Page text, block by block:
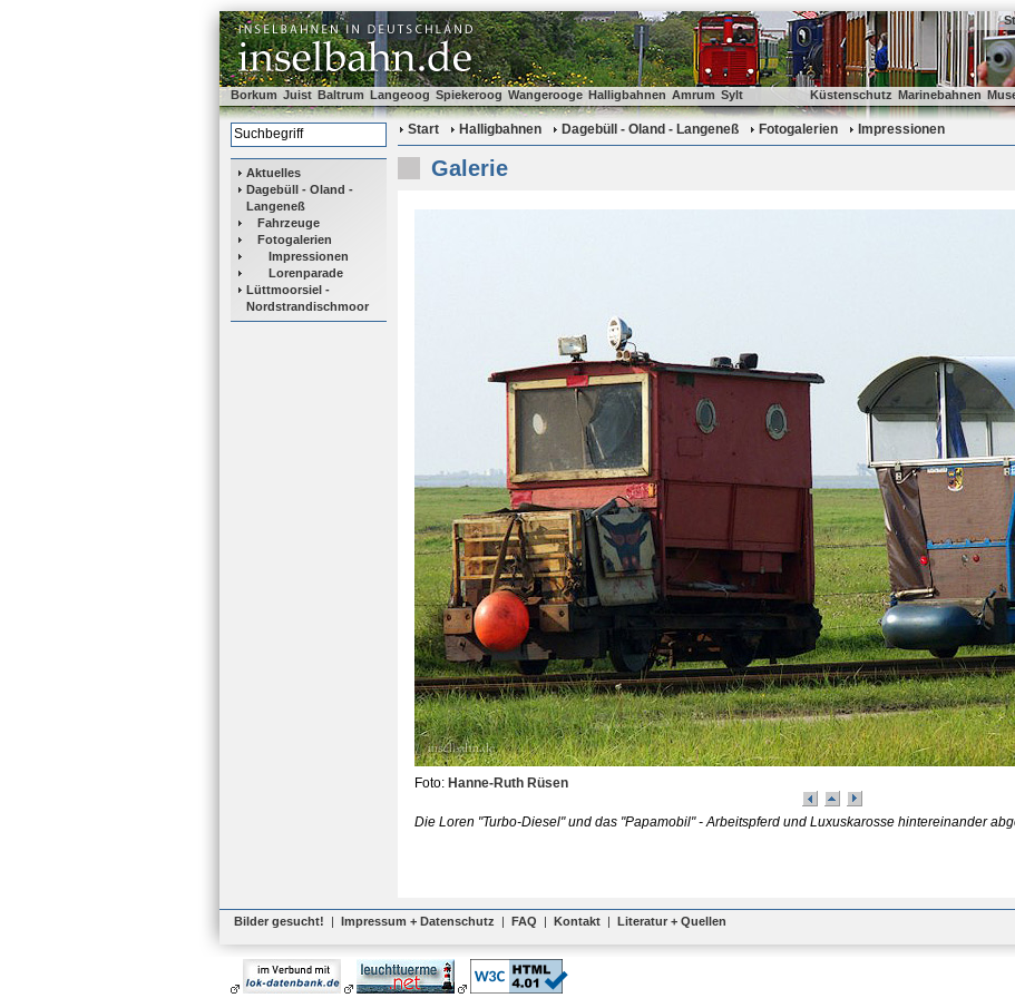
Borkum Juist Baltrum Langeoog Spiekeroog Wangerooge Halligbahnen Amrum Sylt Küstenschutz Marinebahnen
Aktuelles
Dagebüll - Oland -
Langeneß
Fahrzeuge
Fotogalerien
Impressionen
Lorenparade
Lüttmoorsiel -
Nordstrandischmoor
Start Halligbahnen Dagebüll - Oland - Langeneß Fotogalerien Impressionen
Galerie
Foto: Hanne-Ruth Rüsen
Die Loren "Turbo-Diesel" und das "Papamobil" - Arbeitspferd und Luxuskarosse hintereinander
Bilder gesucht! | Impressum + Datenschutz | FAQ | Kontakt | Literatur + Quellen